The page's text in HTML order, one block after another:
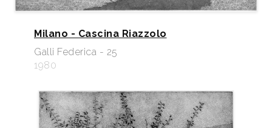
Milano - Cascina Riazzolo
Galli Federica - 25
1980